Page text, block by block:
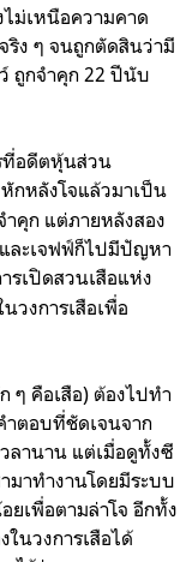
ไม่เหนือความคาด
ริง ๆ จนถูกตัดสินว่ามี
ถูกจำคุก 22 ปีนับ
ที่อดีตหุ้นส่วน
หักหลังโจแล้วมาเป็น
ำคุก แต่ภายหลังสอง
ละเจฟฟ์ก็ไปมีปัญหา
รเปิดสวนเสือแห่ง
วงการเสือเพื่อ
ๆ คือเสือ) ต้องไปทำ
ตอบที่ชัดเจนจาก
ลานาน แต่เมื่อดูทั้งซี
มาทำงานโดยมีระบบ
ยเพื่อตามล่าโจ อีกทั้ง
นวงการเสือได้